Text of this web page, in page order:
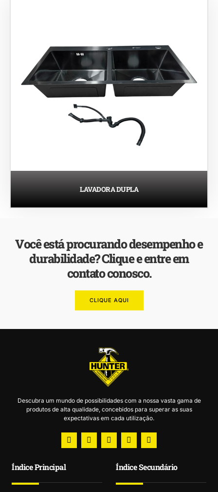
LAVADORA DUPLA
Você está procurando desempenho e
durabilidade? Clique e entre em
contato conosco.
CLIQUE AQUI
Descubra um mundo de possibilidades com a nossa vasta gama de
produtos de alta qualidade, concebidos para superar as suas
expectativas em cada utilização.
Índice Principal Índice Secundário